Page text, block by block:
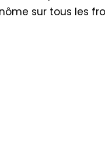
sur tous les